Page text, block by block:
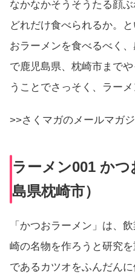
なかなかそうそうたる顔
どれだけ食べられるか。
おラーメンを食べるべく
で鹿児島県、枕崎市まで
うことでさっそく、ラー
>>さくマガのメールマガ
ラーメン001 か
島県枕崎市）
「かつおラーメン」は、
崎の名物を作ろうと研究
であるカツオをふんだん